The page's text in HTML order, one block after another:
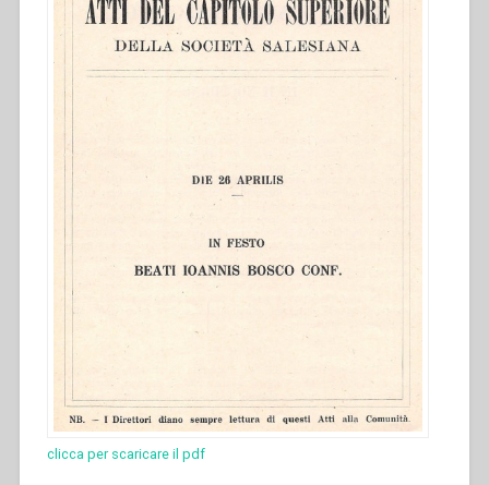
clicca per scaricare il pdf